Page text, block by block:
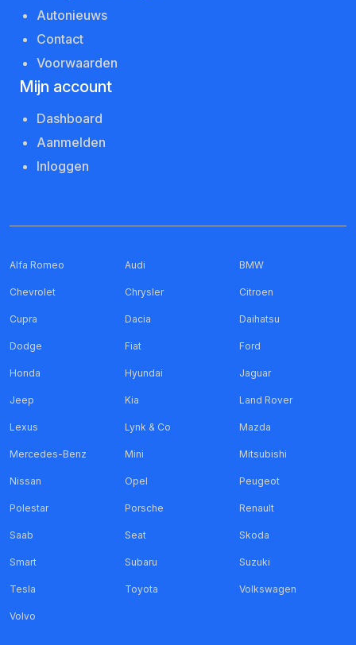
Autonieuws
Contact
Voorwaarden
Mijn account
Dashboard
Aanmelden
Inloggen
Alfa Romeo Audi BMW
Chevrolet Chrysler Citroen
Cupra Dacia Daihatsu
Dodge Fiat Ford
Honda Hyundai Jaguar
Jeep Kia Land Rover
Lexus Lynk & Co Mazda
Mercedes-Benz Mini Mitsubishi
Nissan Opel Peugeot
Polestar Porsche Renault
Saab Seat Skoda
Smart Subaru Suzuki
Tesla Toyota Volkswagen
Volvo